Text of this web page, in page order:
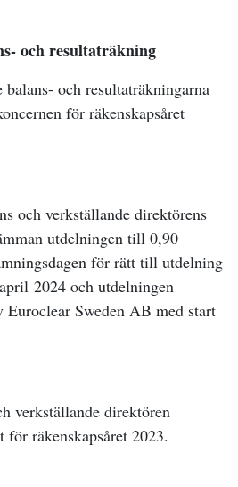
och resultaträkning
och resultaträkningarna
för räkenskapsåret
och verkställande direktörens
utdelningen till 0,90
för rätt till utdelning
april 2024 och utdelningen
Euroclear Sweden AB med start
verkställande direktören
räkenskapsåret 2023.